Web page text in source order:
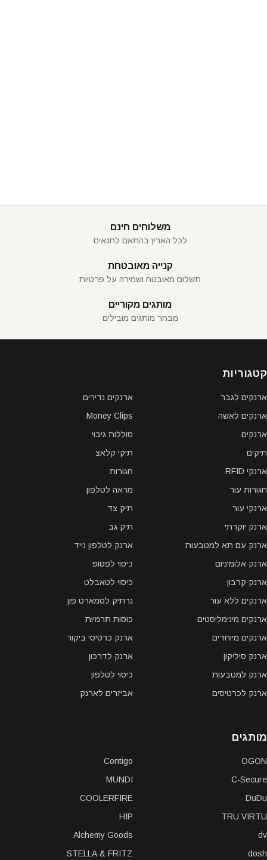
משלוחים חינם
לכל הארץ בהתאם לתנאים
קנייה מאובטחת
תשלום מאובטח ושמירה על פרטיות
מותגים מקוריים
מבחר מותגים מובילים
קטגוריות
ארנקים לגבר
ארנקים לאשה
ארנקים
תיקים
ארנקי RFID
חגורות עור
ארנקי עור
ארנק יוקרתי
ארנק עם תא למטבעות
ארנק אלומיניום
ארנק קרבון
ארנקים ללא עור
ארנקים מינימליסטים
ארנקים מיוחדים
ארנק סיליקון
ארנק למטבעות
ארנק לכרטיסים
ארנקים נדירים
Money Clips
סוללות גיבוי
תיקי קלאצ
חגורות
מראה לטלפון
תיק צד
תיק גב
ארנק לטלפון נייד
כיסוי לפטופ
כיסוי לטאבלט
נרתיק לסמארט פון
כוסות תרמיות
ארנק כרטיסי ביקור
ארנק לדרכון
כיסוי לטלפון
אביזרים לארנק
מותגים
OGON
C-Secure
DuDu
TRU VIRTU
dv
dosh
Contigo
MUNDI
COOLERFIRE
HIP
Alchemy Goods
STELLA & FRITZ